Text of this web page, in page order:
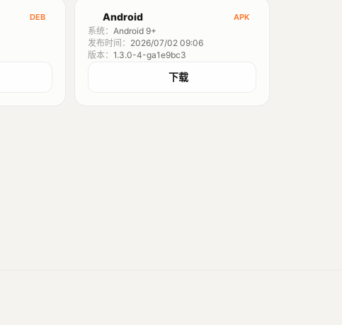
DEB Android APK
系统： Android 9+
发布时间： 2026/07/02 09:06
版本： 1.3.0-4-ga1e9bc3
下载